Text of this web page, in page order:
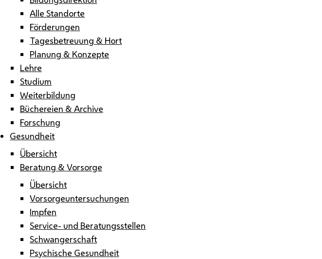
Alle Standorte
Förderungen
Tagesbetreuung & Hort
Planung & Konzepte
Lehre
Studium
Weiterbildung
Büchereien & Archive
Forschung
Gesundheit
Übersicht
Beratung & Vorsorge
Übersicht
Vorsorgeuntersuchungen
Impfen
Service- und Beratungsstellen
Schwangerschaft
Psychische Gesundheit